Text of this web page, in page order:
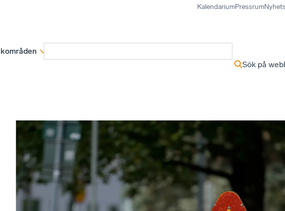
KalendariumPressrum
Sök på